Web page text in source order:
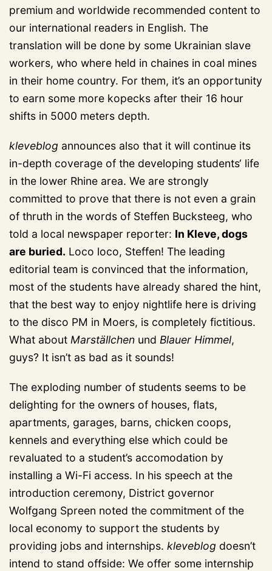
premium and worldwide recommended content to
our international readers in English. The
translation will be done by some Ukrainian slave
workers, who where held in chaines in coal mines
in their home country. For them, it’s an opportunity
to earn some more kopecks after their 16 hour
shifts in 5000 meters depth.
kleveblog announces also that it will continue its
in-depth coverage of the developing students‘ life
in the lower Rhine area. We are strongly
committed to prove that there is not even a grain
of thruth in the words of Steffen Bucksteeg, who
told a local newspaper reporter: In Kleve, dogs
are buried. Loco loco, Steffen! The leading
editorial team is convinced that the information,
most of the students have already shared the hint,
that the best way to enjoy nightlife here is driving
to the disco PM in Moers, is completely fictitious.
What about Marställchen und Blauer Himmel,
guys? It isn’t as bad as it sounds!
The exploding number of students seems to be
delighting for the owners of houses, flats,
apartments, garages, barns, chicken coops,
kennels and everything else which could be
revaluated to a student’s accomodation by
installing a Wi-Fi access. In his speech at the
introduction ceremony, District governor
Wolfgang Spreen noted the commitment of the
local economy to support the students by
providing jobs and internships. kleveblog doesn’t
intend to stand offside: We offer some internship